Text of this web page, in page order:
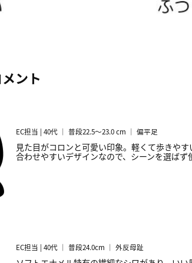
ント
EC担当 | 40代 ｜ 普段22.5～23.0 cm ｜ 偏平足
見た目がコロンと可愛い印象。軽くて歩きや
合わせやすいデザインなので、シーンを選ばず
EC担当 | 40代 ｜ 普段24.0cm ｜ 外反母趾